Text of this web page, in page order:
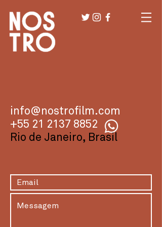
info@nostrofilm.com
+55 21 2137 8852
Rio de Janeiro, Brasil